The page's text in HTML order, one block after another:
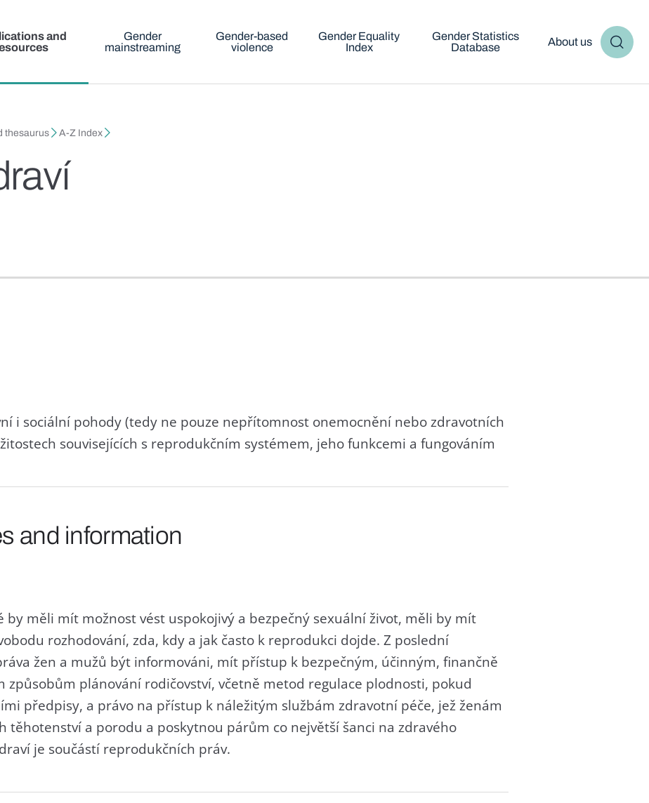
and
Gender
mainstreaming
Gender-based
violence
Gender Equality
Index
Gender Statistics
Database
About us
thesaurus A-Z Index
i sociální pohody (tedy ne pouze nepřítomnost onemocnění nebo zdravotních
souvisejících s reprodukčním systémem, jeho funkcemi a fungováním
and information
by měli mít možnost vést uspokojivý a bezpečný sexuální život, měli by mít
rozhodování, zda, kdy a jak často k reprodukci dojde. Z poslední
žen a mužů být informováni, mít přístup k bezpečným, účinným, finančně
plánování rodičovství, včetně metod regulace plodnosti, pokud
předpisy, a právo na přístup k náležitým službám zdravotní péče, jež ženám
těhotenství a porodu a poskytnou párům co největší šanci na zdravého
je součástí reprodukčních práv.